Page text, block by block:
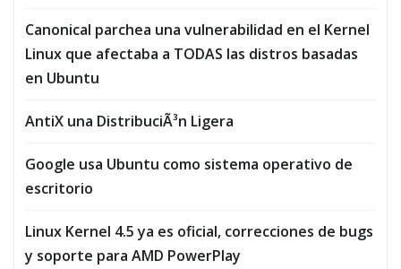
Canonical parchea una vulnerabilidad en el Kernel
Linux que afectaba a TODAS las distros basadas
en Ubuntu
AntiX una DistribuciÃ³n Ligera
Google usa Ubuntu como sistema operativo de
escritorio
Linux Kernel 4.5 ya es oficial, correcciones de bugs
y soporte para AMD PowerPlay